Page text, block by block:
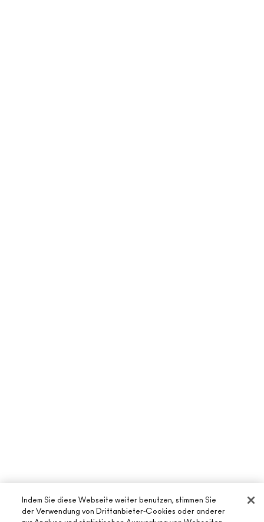
Indem Sie diese Webseite weiter benutzen, stimmen Sie
der Verwendung von Drittanbieter-Cookies oder anderer